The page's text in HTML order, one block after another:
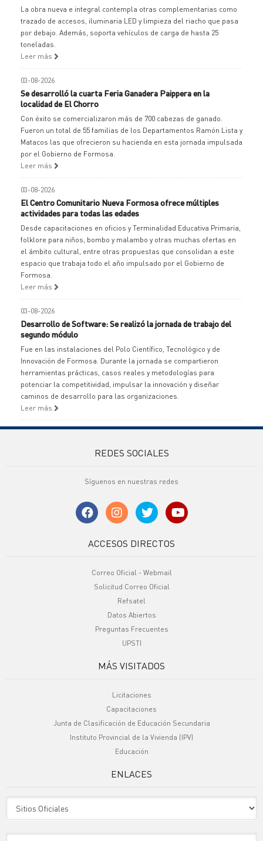
La obra nueva e integral contempla otras complementarias como
trazado de accesos, iluminaria LED y limpieza del riacho que pasa
por debajo. Además, soporta vehículos de carga de hasta 25
toneladas.
Leer más
03-08-2026
Se desarrolló la cuarta Feria Ganadera Paippera en la
localidad de El Chorro
Con éxito se comercializaron más de 700 cabezas de ganado.
Fueron un total de 55 familias de los Departamentos Ramón Lista y
Matacos las que ofrecieron su hacienda en esta jornada impulsada
por el Gobierno de Formosa.
Leer más
03-08-2026
El Centro Comunitario Nueva Formosa ofrece múltiples
actividades para todas las edades
Desde capacitaciones en oficios y Terminalidad Educativa Primaria,
folklore para niños, bombo y malambo y otras muchas ofertas en
el ámbito cultural, entre otras propuestas que consolidan a este
espacio que trabaja todo el año impulsado por el Gobierno de
Formosa.
Leer más
03-08-2026
Desarrollo de Software: Se realizó la jornada de trabajo del
segundo módulo
Fue en las instalaciones del Polo Científico, Tecnológico y de
Innovación de Formosa. Durante la jornada se compartieron
herramientas prácticas, casos reales y metodologías para
potenciar la competitividad, impulsar la innovación y diseñar
caminos de desarrollo para las organizaciones.
Leer más
REDES SOCIALES
Síguenos en nuestras redes
ACCESOS DIRECTOS
Correo Oficial - Webmail
Solicitud Correo Oficial
Refsatel
Datos Abiertos
Preguntas Frecuentes
UPSTI
MÁS VISITADOS
Licitaciones
Capacitaciones
Junta de Clasificación de Educación Secundaria
Instituto Provincial de la Vivienda (IPV)
Educación
ENLACES